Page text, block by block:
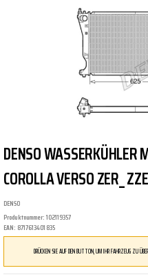
DENSO WASSERKÜHLER
COROLLA VERSO ZER_
DENSO
Produktnummer: 102119357
EAN: 8717613401835